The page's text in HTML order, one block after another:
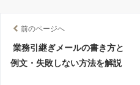
前のページへ
業務引継ぎメールの書き方と
例文・失敗しない方法を解説